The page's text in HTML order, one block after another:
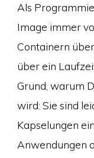
Als
Image immer
Containern
über ein
Grund, warum
wird: Sie sind
Kapselungen
Anwendungen